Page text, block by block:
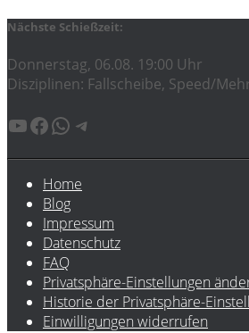
Nächste Schießzeit:
Donnerstag, 06.08. 19:00 Uhr
Disziplinen: Fallscheibe, Speed/
YouTube
Facebook
WhatsApp
Telegram
Home
Blog
Impressum
Datenschutz
FAQ
Privatsphäre-Einstellungen
Historie der Privatsphäre-
Einwilligungen widerrufen